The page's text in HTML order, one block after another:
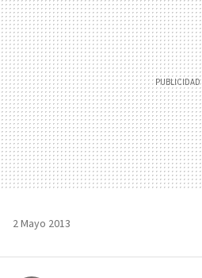
2 Mayo 2013